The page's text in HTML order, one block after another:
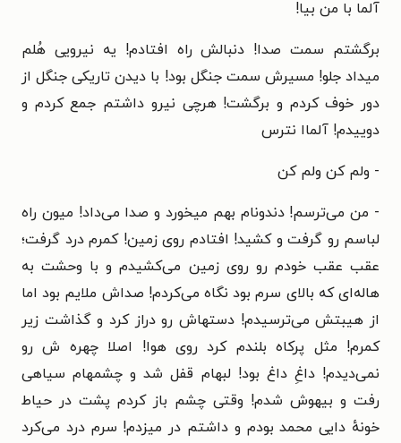
آلما با من بیا!
برگشتم سمت صدا! دنبالش راه افتادم! یه نیرویی هُلم
میداد جلو! مسیرش سمت جنگل بود! با دیدن تاریکی جنگل از
دور خوف کردم و برگشت! هرچی نیرو داشتم جمع کردم و
دوییدم! آلماا نترس
- ولم کن ولم کن
- من می‌ترسم! دندونام بهم میخورد و صدا می‌داد! میون راه
لباسم رو گرفت و کشید! افتادم روی زمین! کمرم درد گرفت؛
عقب عقب خودم رو روی زمین می‌کشیدم و با وحشت به
هاله‌ای که بالای سرم بود نگاه می‌کردم! صداش ملایم بود اما
از هیبتش می‌ترسیدم! دستهاش رو دراز کرد و گذاشت زیر
کمرم! مثل پرکاه بلندم کرد روی هوا! اصلا چهره ش رو
نمی‌دیدم! داغِ داغ بود! لبهام قفل شد و چشمهام سیاهی
رفت و بیهوش شدم! وقتی چشم باز کردم پشت در حیاط
خونهٔ دایی محمد بودم و داشتم در میزدم! سرم درد می‌کرد